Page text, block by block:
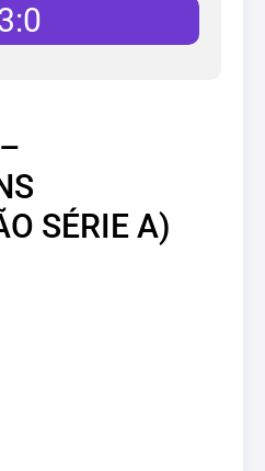
:0
SÉRIE A)